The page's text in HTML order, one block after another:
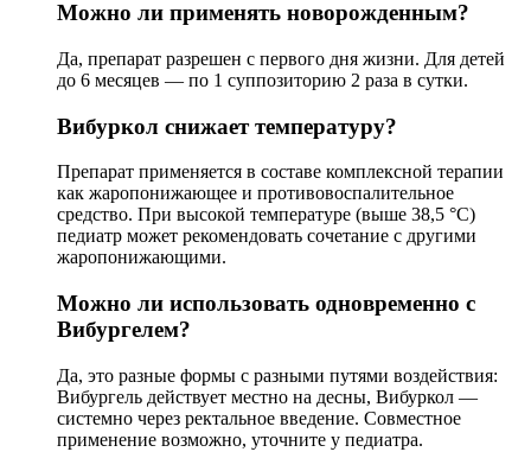
Можно ли применять новорожденным?
Да, препарат разрешен с первого дня жизни. Для детей
до 6 месяцев — по 1 суппозиторию 2 раза в сутки.
Вибуркол снижает температуру?
Препарат применяется в составе комплексной терапии
как жаропонижающее и противовоспалительное
средство. При высокой температуре (выше 38,5 °C)
педиатр может рекомендовать сочетание с другими
жаропонижающими.
Можно ли использовать одновременно с
Вибургелем?
Да, это разные формы с разными путями воздействия:
Вибургель действует местно на десны, Вибуркол —
системно через ректальное введение. Совместное
применение возможно, уточните у педиатра.